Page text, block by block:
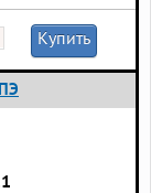
Купить